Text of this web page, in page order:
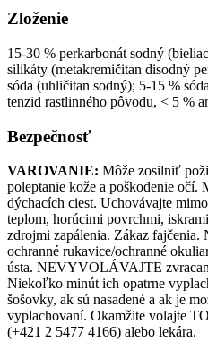
Zloženie
15-30 % perkarbonát sodný
silikáty (metakremičitan disodný
sóda (uhličitan sodný); 5-15 %
tenzid rastlinného pôvodu, < 5 %
Bezpečnosť
VAROVANIE: Môže zosilniť
poleptanie kože a poškodenie očí.
dýchacích ciest. Uchovávajte
teplom, horúcimi povrchmi,
zdrojmi zapálenia. Zákaz fajčenia.
ochranné rukavice/ochranné
ústa. NEVYVOLÁVAJTE
Niekoľko minút ich opatrne
šošovky, ak sú nasadené a ak je
vyplachovaní. Okamžite volajte
(+421 2 5477 4166) alebo lekára.